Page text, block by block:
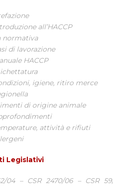
all’HACCP
normativa
di lavorazione
HACCP
igiene, ritiro merce
di origine animale
attività e rifiuti
Legislativi
04 – CSR 2470/06 – CSR